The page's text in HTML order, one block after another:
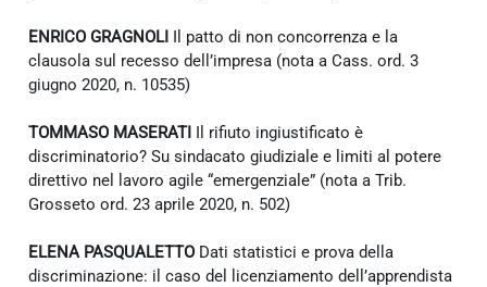
ENRICO GRAGNOLI Il patto di non concorrenza e la
clausola sul recesso dell’impresa (nota a Cass. ord. 3
giugno 2020, n. 10535)
TOMMASO MASERATI Il rifiuto ingiustificato è
discriminatorio? Su sindacato giudiziale e limiti al potere
direttivo nel lavoro agile “emergenziale” (nota a Trib.
Grosseto ord. 23 aprile 2020, n. 502)
ELENA PASQUALETTO Dati statistici e prova della
discriminazione: il caso del licenziamento dell’apprendista